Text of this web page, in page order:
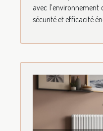
avec
sécurité et efficacité